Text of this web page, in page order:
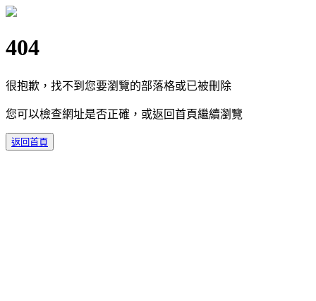
404
很抱歉，找不到您要瀏覽的部落格或已被刪除
您可以檢查網址是否正確，或返回首頁繼續瀏覽
返回首頁